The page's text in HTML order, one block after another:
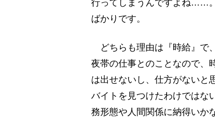
行ってしまうんですよね……
ばかりです。
どちらも理由は『時給』で
夜帯の仕事とのことなので、
は出せないし、仕方がないと
バイトを見つけたわけではな
務形態や人間関係に納得いか